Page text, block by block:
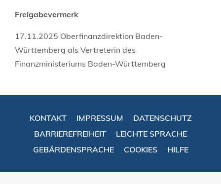
Freigabevermerk
17.11.2025 Oberfinanzdirektion Baden-
Württemberg als Vertreterin des
Finanzministeriums Baden-Württemberg
KONTAKT IMPRESSUM
DATENSCHUTZ
BARRIEREFREIHEIT
LEICHTE SPRACHE
GEBÄRDENSPRACHE
COOKIES HILFE